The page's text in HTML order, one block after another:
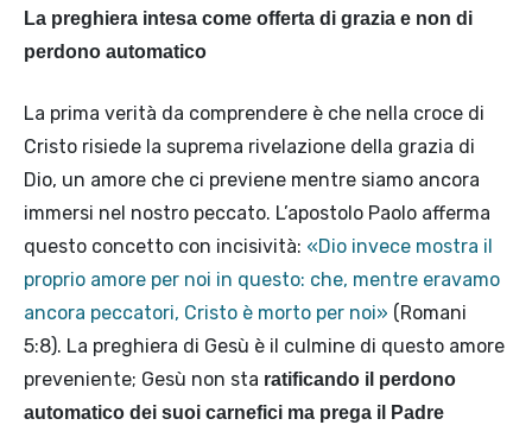
La preghiera intesa come offerta di grazia e non di
perdono automatico
La prima verità da comprendere è che nella croce di
Cristo risiede la suprema rivelazione della grazia di
Dio, un amore che ci previene mentre siamo ancora
immersi nel nostro peccato. L’apostolo Paolo afferma
questo concetto con incisività: «Dio invece mostra il
proprio amore per noi in questo: che, mentre eravamo
ancora peccatori, Cristo è morto per noi» (Romani
5:8). La preghiera di Gesù è il culmine di questo amore
preveniente; Gesù non sta ratificando il perdono
automatico dei suoi carnefici ma prega il Padre